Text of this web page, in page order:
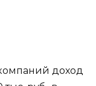
доход